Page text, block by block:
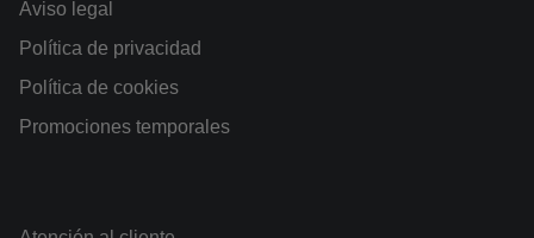
Aviso legal
Política de privacidad
Política de cookies
Promociones temporales